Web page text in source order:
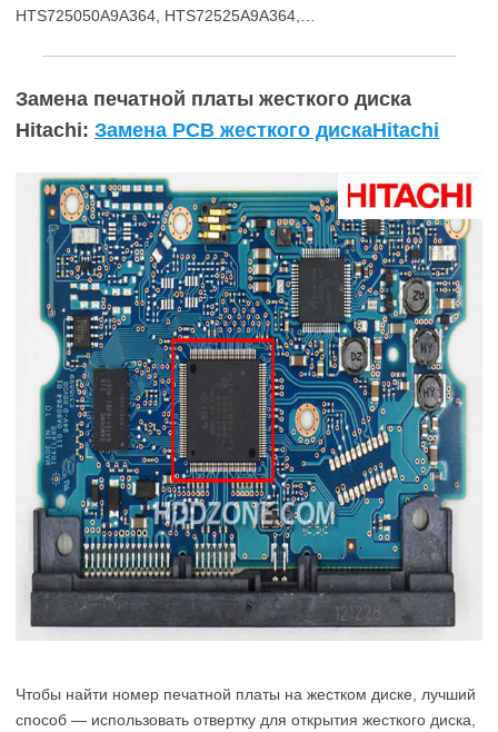
HTS725050A9A364, HTS72525A9A364,…
Замена печатной платы жесткого диска
Hitachi: Замена PCB жесткого дискаHitachi
Чтобы найти номер печатной платы на жестком диске, лучший
способ — использовать отвертку для открытия жесткого диска,